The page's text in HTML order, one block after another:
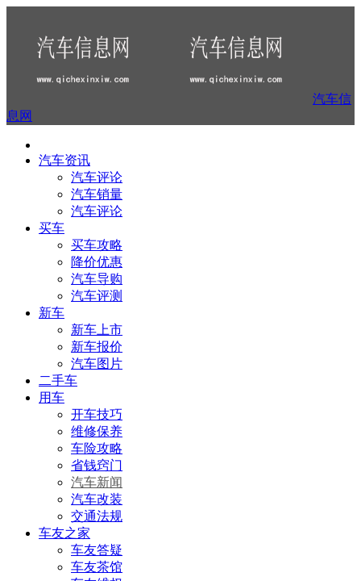
汽车信
息网
汽车资讯
汽车评论
汽车销量
汽车评论
买车
买车攻略
降价优惠
汽车导购
汽车评测
新车
新车上市
新车报价
汽车图片
二手车
用车
开车技巧
维修保养
车险攻略
省钱窍门
汽车新闻
汽车改装
交通法规
车友之家
车友答疑
车友茶馆